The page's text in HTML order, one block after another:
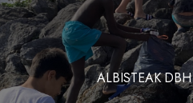
ALBISTEAKDBH